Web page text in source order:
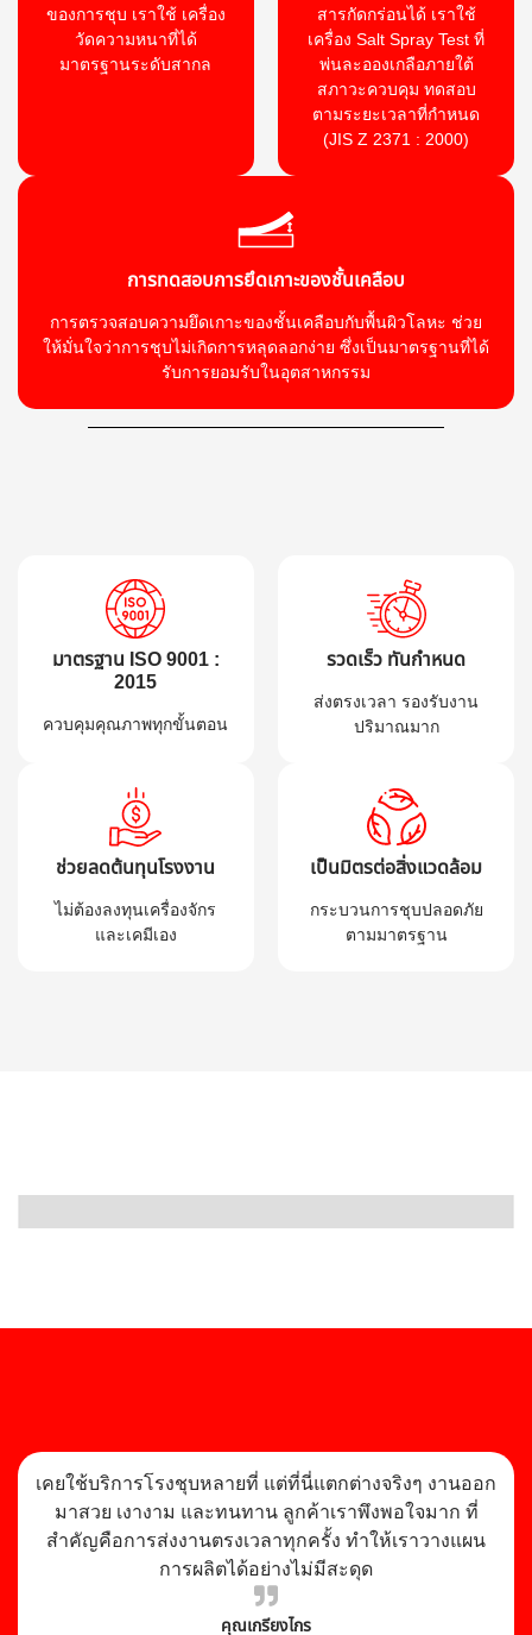
ของการชุบ เราใช้ เครื่อง
วัดความหนาที่ได้
มาตรฐานระดับสากล
สารกัดกร่อนได้ เราใช้
เครื่อง Salt Spray Test ที่
พ่นละอองเกลือภายใต้
สภาวะควบคุม ทดสอบ
ตามระยะเวลาที่กำหนด
(JIS Z 2371 : 2000)
การทดสอบการยึดเกาะของชั้นเคลือบ
การตรวจสอบความยึดเกาะของชั้นเคลือบกับพื้นผิวโลหะ ช่วย
ให้มั่นใจว่าการชุบไม่เกิดการหลุดลอกง่าย ซึ่งเป็นมาตรฐานที่ได้
รับการยอมรับในอุตสาหกรรม
มาตรฐาน ISO 9001 :
2015
ควบคุมคุณภาพทุกขั้นตอน
รวดเร็ว ทันกำหนด
ส่งตรงเวลา รองรับงาน
ปริมาณมาก
ช่วยลดต้นทุนโรงงาน
ไม่ต้องลงทุนเครื่องจักร
และเคมีเอง
เป็นมิตรต่อสิ่งแวดล้อม
กระบวนการชุบปลอดภัย
ตามมาตรฐาน
เคยใช้บริการโรงชุบหลายที่ แต่ที่นี่แตกต่างจริงๆ งานออก
มาสวย เงางาม และทนทาน ลูกค้าเราพึงพอใจมาก ที่
สำคัญคือการส่งงานตรงเวลาทุกครั้ง ทำให้เราวางแผน
การผลิตได้อย่างไม่มีสะดุด
คุณเกรียงไกร